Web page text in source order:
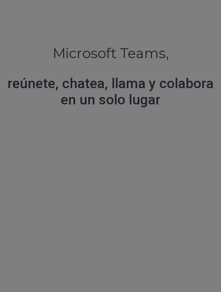
Microsoft Teams,
reúnete, chatea, llama y colabora
en un solo lugar